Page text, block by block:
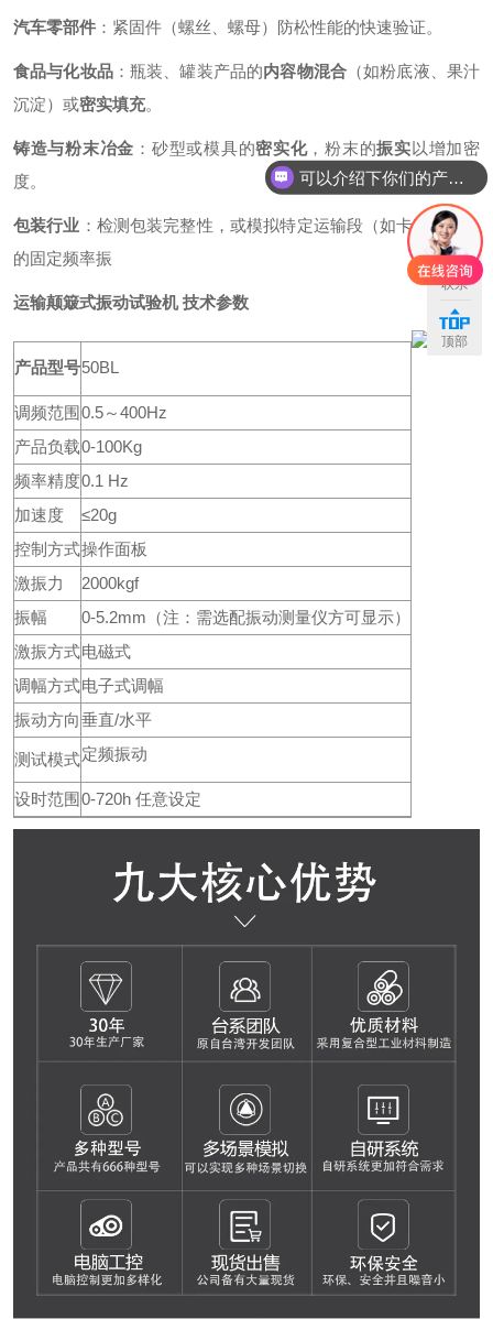
汽车零部件 ：紧固件（螺丝、螺母）防松性能的快速验证。
食品与化妆品：瓶装、罐装产品的内容物混合（如粉底液、果汁
沉淀）或密实填充。
铸造与粉末冶金 ：砂型或模具的密实化，粉末的振实以增加密
度。
包装行业 ：检测包装完整性，或模拟特定运输段（如卡车底板）
的固定频率振
运输颠簸式振动试验机技术参数
产品型号50BL
调频范围 0.5～400Hz
产品负载0-100Kg
频率精度0.1 Hz
加速度
≤20g
控制方式操作面板
激振力
2000kgf
振幅
0-5.2mm（注：需选配振动测量仪方可显示）
激振方式电磁式
调幅方式电子式调幅
振动方向垂直/水平
测试模式定频振动
设时范围 0-720h 任意设定
联系
顶部
可以介绍下你们的产品么